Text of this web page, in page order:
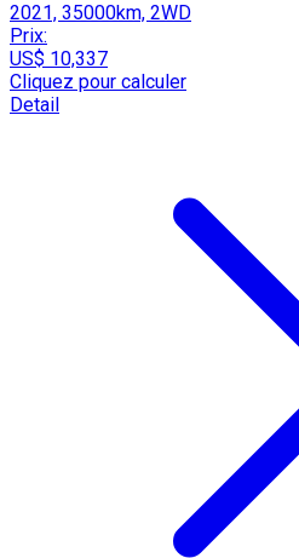
2021, 35000km, 2WD
Prix:
US$ 10,337
Cliquez pour calculer
Detail